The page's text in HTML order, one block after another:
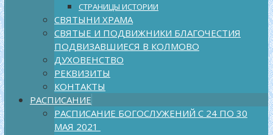
СТРАНИЦЫ ИСТОРИИ
СВЯТЫНИ ХРАМА
СВЯТЫЕ И ПОДВИЖНИКИ БЛАГОЧЕСТИЯ
ПОДВИЗАВШИЕСЯ В КОЛМОВО
ДУХОВЕНСТВО
РЕКВИЗИТЫ
КОНТАКТЫ
РАСПИСАНИЕ
РАСПИСАНИЕ БОГОСЛУЖЕНИЙ С 24 ПО 30
МАЯ 2021